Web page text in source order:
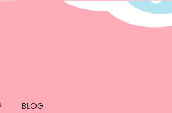
BLOG